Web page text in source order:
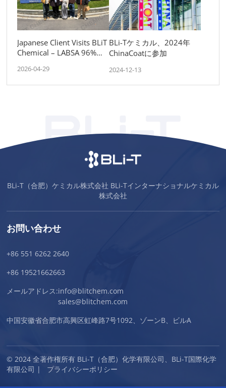
Japanese Client Visits BLiT
Chemical – LABSA 96%
Market Support
2026-04-29
BLi-Tケミカル、2024年
ChinaCoatに参加
2024-12-13
BLi-T（合肥）ケミカル株式会社 BLi-Tインターナショナルケミカル
株式会社
お問い合わせ
+86 551 6262 2640
+86 19521662663
メールアドレス:info@blitchem.com
sales@blitchem.com
中国安徽省合肥市高興区虹峰路7号1092、ゾーンB、ビルA
© 2024 全著作権所有 BLi-T（合肥）化学有限公司、BLi-T国際化学
有限公司 | プライバシーポリシー